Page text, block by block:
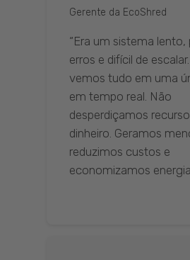
Gerente da EcoShred
“Era um sistema lento,
erros e difícil de
vemos tudo em uma
em tempo real. Não
desperdiçamos
dinheiro. Geramos
reduzimos custos e
economizamos